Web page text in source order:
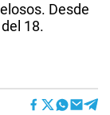
Desde
18.